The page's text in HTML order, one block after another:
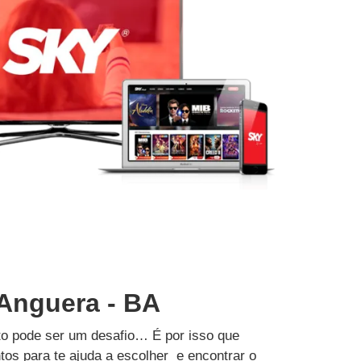
- BA
pode ser um desafio… É por isso que
para te ajuda a escolher e encontrar o